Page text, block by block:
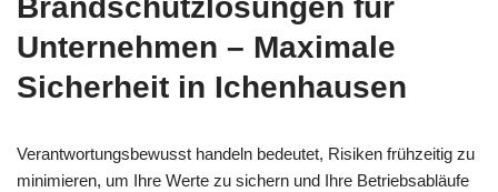
Brandschutzlösungen für
Unternehmen – Maximale
Sicherheit in Ichenhausen
Verantwortungsbewusst handeln bedeutet, Risiken frühzeitig zu
minimieren, um Ihre Werte zu sichern und Ihre Betriebsabläufe